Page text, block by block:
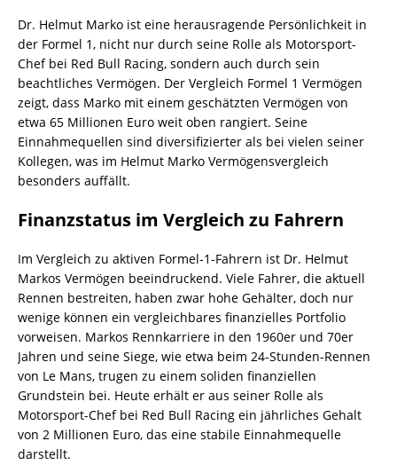
Dr. Helmut Marko ist eine herausragende Persönlichkeit in
der Formel 1, nicht nur durch seine Rolle als Motorsport-
Chef bei Red Bull Racing, sondern auch durch sein
beachtliches Vermögen. Der Vergleich Formel 1 Vermögen
zeigt, dass Marko mit einem geschätzten Vermögen von
etwa 65 Millionen Euro weit oben rangiert. Seine
Einnahmequellen sind diversifizierter als bei vielen seiner
Kollegen, was im Helmut Marko Vermögensvergleich
besonders auffällt.
Finanzstatus im Vergleich zu Fahrern
Im Vergleich zu aktiven Formel-1-Fahrern ist Dr. Helmut
Markos Vermögen beeindruckend. Viele Fahrer, die aktuell
Rennen bestreiten, haben zwar hohe Gehälter, doch nur
wenige können ein vergleichbares finanzielles Portfolio
vorweisen. Markos Rennkarriere in den 1960er und 70er
Jahren und seine Siege, wie etwa beim 24-Stunden-Rennen
von Le Mans, trugen zu einem soliden finanziellen
Grundstein bei. Heute erhält er aus seiner Rolle als
Motorsport-Chef bei Red Bull Racing ein jährliches Gehalt
von 2 Millionen Euro, das eine stabile Einnahmequelle
darstellt.